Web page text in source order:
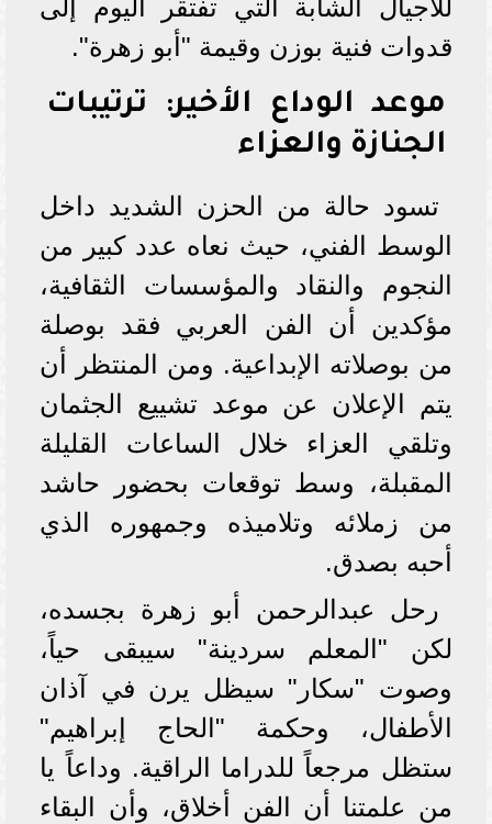
للأجيال الشابة التي تفتقر اليوم إلى
قدوات فنية بوزن وقيمة "أبو زهرة".
موعد الوداع الأخير: ترتيبات
الجنازة والعزاء
تسود حالة من الحزن الشديد داخل
الوسط الفني، حيث نعاه عدد كبير من
النجوم والنقاد والمؤسسات الثقافية،
مؤكدين أن الفن العربي فقد بوصلة
من بوصلاته الإبداعية. ومن المنتظر أن
يتم الإعلان عن موعد تشييع الجثمان
وتلقي العزاء خلال الساعات القليلة
المقبلة، وسط توقعات بحضور حاشد
من زملائه وتلاميذه وجمهوره الذي
أحبه بصدق.
رحل عبدالرحمن أبو زهرة بجسده،
لكن "المعلم سردينة" سيبقى حياً،
وصوت "سكار" سيظل يرن في آذان
الأطفال، وحكمة "الحاج إبراهيم"
ستظل مرجعاً للدراما الراقية. وداعاً يا
من علمتنا أن الفن أخلاق، وأن البقاء